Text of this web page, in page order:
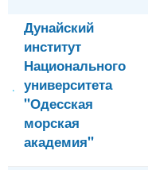
Дунайский
институт
Национального
университета
"Одесская
морская
академия"